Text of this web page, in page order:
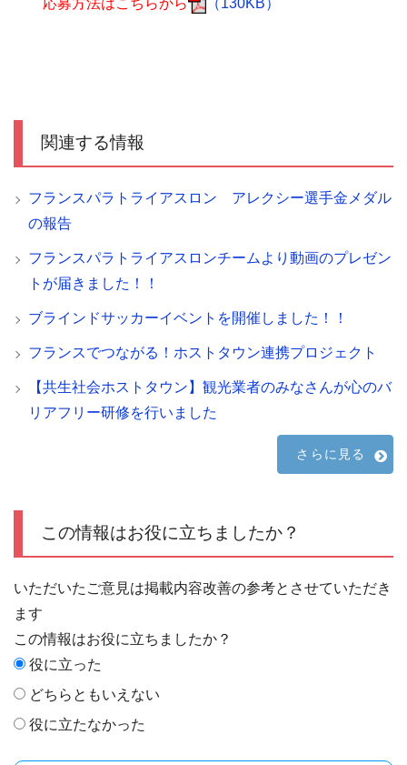
応募方法はこちらから （130KB）
関連する情報
フランスパラトライアスロン アレクシー選手金メダル
の報告
フランスパラトライアスロンチームより動画のプレゼン
トが届きました！！
ブラインドサッカーイベントを開催しました！！
フランスでつながる！ホストタウン連携プロジェクト
【共生社会ホストタウン】観光業者のみなさんが心のバ
リアフリー研修を行いました
さらに見る
この情報はお役に立ちましたか？
いただいたご意見は掲載内容改善の参考とさせていただき
ます
この情報はお役に立ちましたか？
役に立った
どちらともいえない
役に立たなかった